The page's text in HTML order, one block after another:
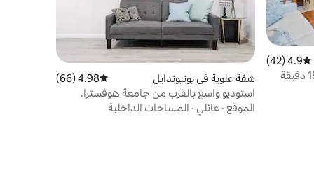
متوسط التقييم 4.9 من 5، 42 مراجعات
4.9 (42)
مانهاتن جيتواي | 3 غرف نوم وتراس | 15 دقيقة
شقة علوية في يونيوندايل متوسط التقييم 4.98 من 5، 66 مراجعات
4.98 (66)
استوديو واسع بالقرب من جامعة هوفسترا.
الموقع · عائلي · المساحات الداخلية